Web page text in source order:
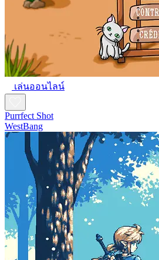
เล่นออนไลน์
Purrfect Shot
WestBang